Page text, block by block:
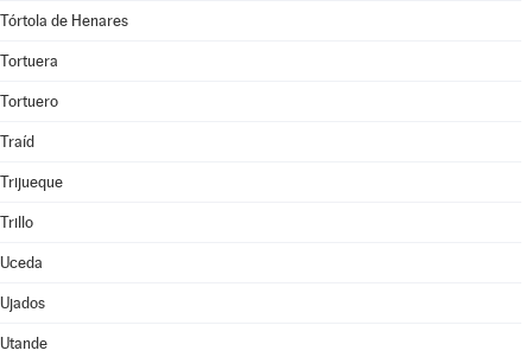
Tórtola de Henares
Tortuera
Tortuero
Traíd
Trijueque
Trillo
Uceda
Ujados
Utande